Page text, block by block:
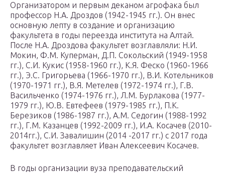
Организатором и первым деканом агрофака был
профессор Н.А. Дроздов (1942-1945 гг.). Он внес
основную лепту в создание и организацию
факультета в годы переезда института на Алтай.
После Н.А. Дроздова факультет возглавляли: Н.И.
Мокин, Ф.М. Куперман, Д.П. Сокольский (1949-1958
гг.), С.И. Кукис (1958-1960 гг.), К.Я. Феско (1960-1966
гг.), Э.С. Григорьева (1966-1970 гг.), В.И. Котельников
(1970-1971 гг.), В.Я. Метелев (1972-1974 гг.), Г.В.
Васильченко (1974-1976 гг.), Л.М. Бурлакова (1977-
1979 гг.), Ю.В. Евтефеев (1979-1985 гг.), П.К.
Березиков (1986-1987 гг.), А.М. Седогин (1988-1992
гг.), Г.М. Казанцев (1992-2009 гг.), И.А. Косачев (2010-
2014гг.), С.И. Завалишин (2014 -2017 гг.) с 2017 года
факультет возглавляет Иван Алексеевич Косачев.
В годы организации вуза преподавательский